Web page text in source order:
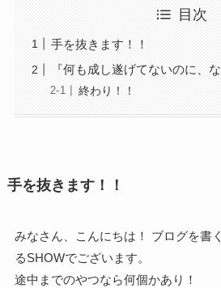
目次
手を抜きます！！
『何も成し遂げてないのに、
終わり！！
手を抜きます！！
みなさん、こんにちは！ ブログを書
るSHOWでございます。
途中までのやつなら何個かあり！